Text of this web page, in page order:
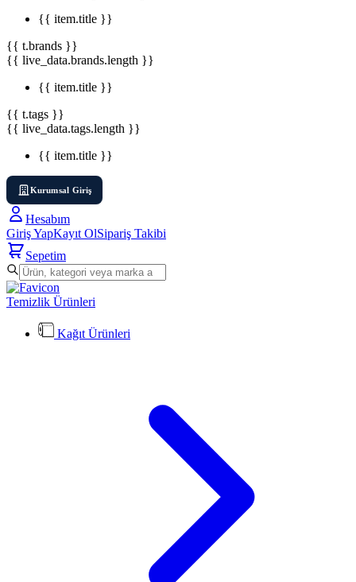
{{ item.title }}
{{ t.brands }}
{{ live_data.brands.length }}
{{ item.title }}
{{ t.tags }}
{{ live_data.tags.length }}
{{ item.title }}
Kurumsal Giriş
Hesabım
Giriş YapKayıt OlSipariş Takibi
Sepetim
Temizlik Ürünleri
Kağıt Ürünleri